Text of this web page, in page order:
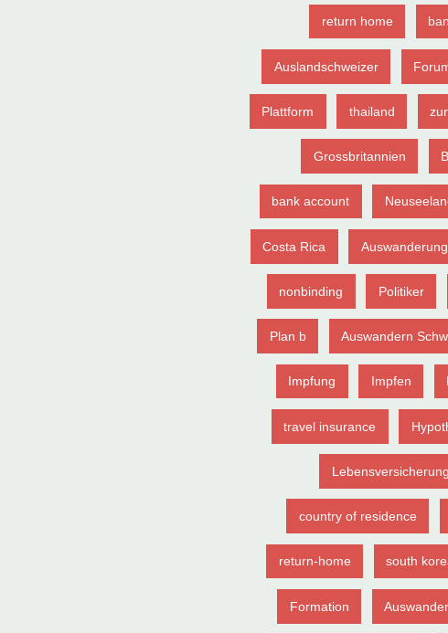
return home
Auslandschweizer
Plattform thailand
Grossbritannien
bank account
Costa Rica
nonbinding Politiker
Plan b Auswandern
Impfung Impfen
travel insurance
Lebensversicherung
country of residence
return-home south
Formation